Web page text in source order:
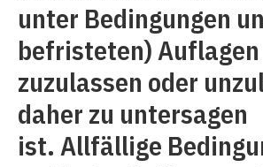
unter Bedingungen
befristeten) Auflagen
zuzulassen oder
daher zu untersagen
ist. Allfällige